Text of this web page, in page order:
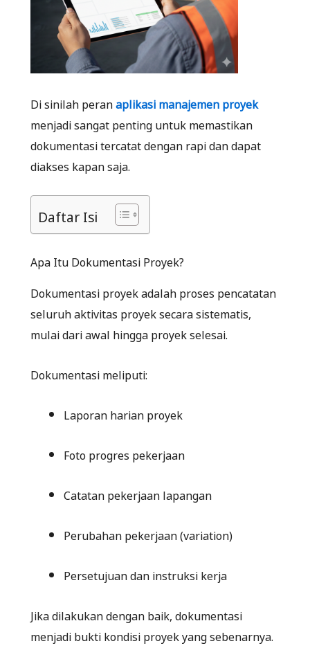
Di sinilah peranaplikasi manajemen proyek
menjadi sangat penting untuk memastikan
dokumentasi tercatat dengan rapi dan dapat
diakses kapan saja.
Daftar Isi
Apa Itu Dokumentasi Proyek?
Dokumentasi proyek adalah proses pencatatan
seluruh aktivitas proyek secara sistematis,
mulai dari awal hingga proyek selesai.
Dokumentasi meliputi:
Laporan harian proyek
Foto progres pekerjaan
Catatan pekerjaan lapangan
Perubahan pekerjaan (variation)
Persetujuan dan instruksi kerja
Jika dilakukan dengan baik, dokumentasi
menjadi bukti kondisi proyek yang sebenarnya.